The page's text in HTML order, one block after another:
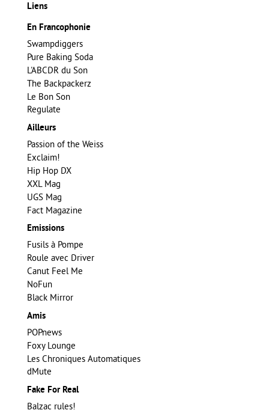
Liens
En Francophonie
Swampdiggers
Pure Baking Soda
L'ABCDR du Son
The Backpackerz
Le Bon Son
Regulate
Ailleurs
Passion of the Weiss
Exclaim!
Hip Hop DX
XXL Mag
UGS Mag
Fact Magazine
Emissions
Fusils à Pompe
Roule avec Driver
Canut Feel Me
NoFun
Black Mirror
Amis
POPnews
Foxy Lounge
Les Chroniques Automatiques
dMute
Fake For Real
Balzac rules!